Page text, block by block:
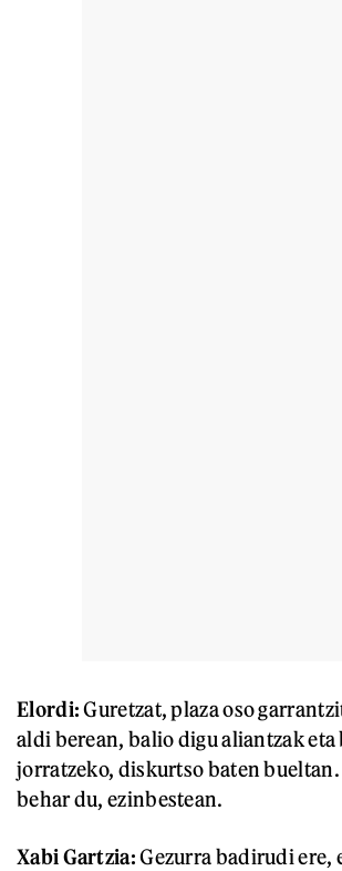
Elordi:Guretzat, plaza oso
aldi berean, balio digu aliantzak
jorratzeko, diskurtso baten
behar du, ezinbestean.
Xabi Gartzia:Gezurra badirudi ere,